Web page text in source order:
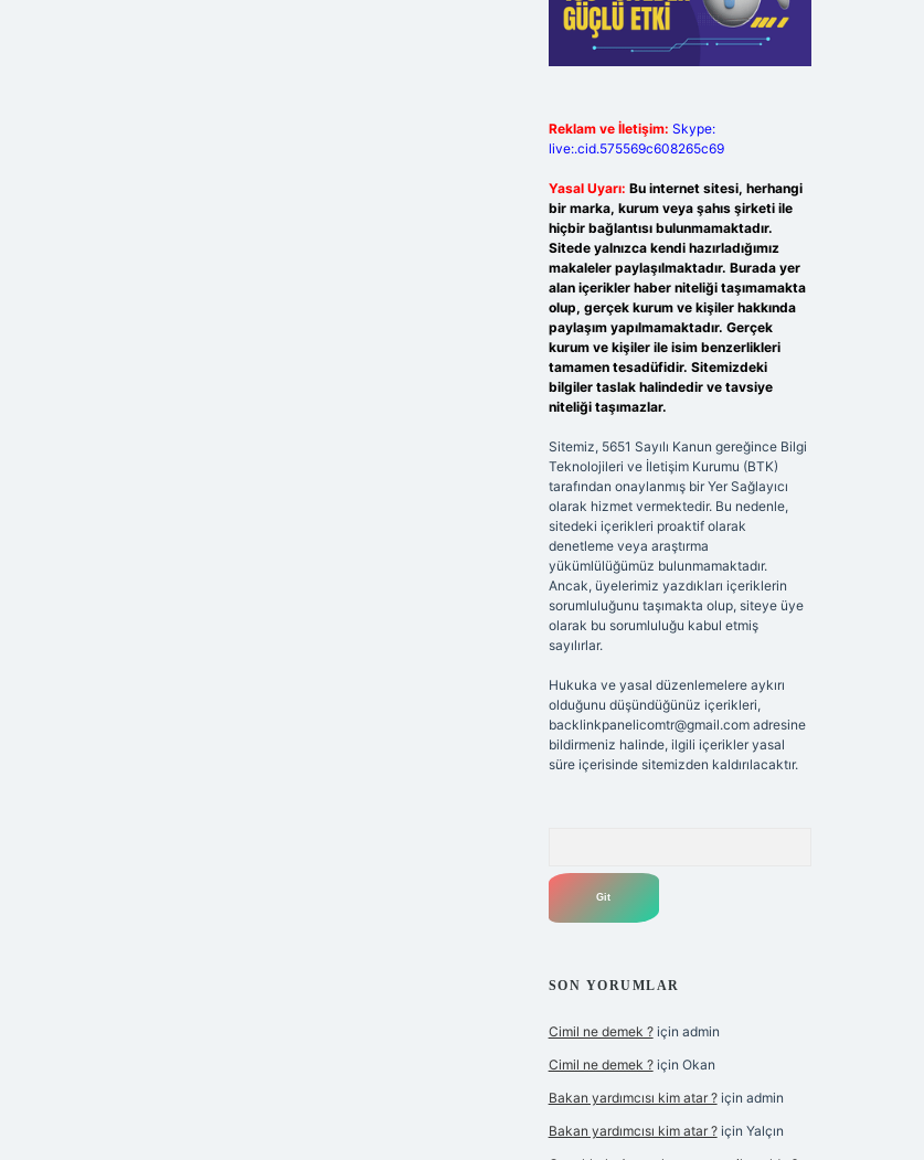
Reklam ve İletişim: Skype:
live:.cid.575569c608265c69
Yasal Uyarı: Bu internet sitesi, herhangi
bir marka, kurum veya şahıs şirketi ile
hiçbir bağlantısı bulunmamaktadır.
Sitede yalnızca kendi hazırladığımız
makaleler paylaşılmaktadır. Burada yer
alan içerikler haber niteliği taşımamakta
olup, gerçek kurum ve kişiler hakkında
paylaşım yapılmamaktadır. Gerçek
kurum ve kişiler ile isim benzerlikleri
tamamen tesadüfidir. Sitemizdeki
bilgiler taslak halindedir ve tavsiye
niteliği taşımazlar.
Sitemiz, 5651 Sayılı Kanun gereğince Bilgi
Teknolojileri ve İletişim Kurumu (BTK)
tarafından onaylanmış bir Yer Sağlayıcı
olarak hizmet vermektedir. Bu nedenle,
sitedeki içerikleri proaktif olarak
denetleme veya araştırma
yükümlülüğümüz bulunmamaktadır.
Ancak, üyelerimiz yazdıkları içeriklerin
sorumluluğunu taşımakta olup, siteye üye
olarak bu sorumluluğu kabul etmiş
sayılırlar.
Hukuka ve yasal düzenlemelere aykırı
olduğunu düşündüğünüz içerikleri,
backlinkpanelicomtr@gmail.comadresine
bildirmeniz halinde, ilgili içerikler yasal
süre içerisinde sitemizden kaldırılacaktır.
SON YORUMLAR
Cimil ne demek ?için admin
Cimil ne demek ?için Okan
Bakan yardımcısı kim atar ?için admin
Bakan yardımcısı kim atar ?için Yalçın